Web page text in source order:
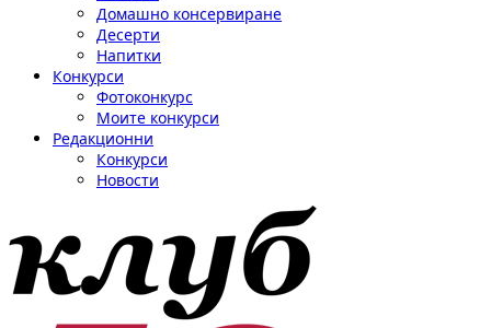
Домашно консервиране
Десерти
Напитки
Конкурси
Фотоконкурс
Моите конкурси
Редакционни
Конкурси
Новости